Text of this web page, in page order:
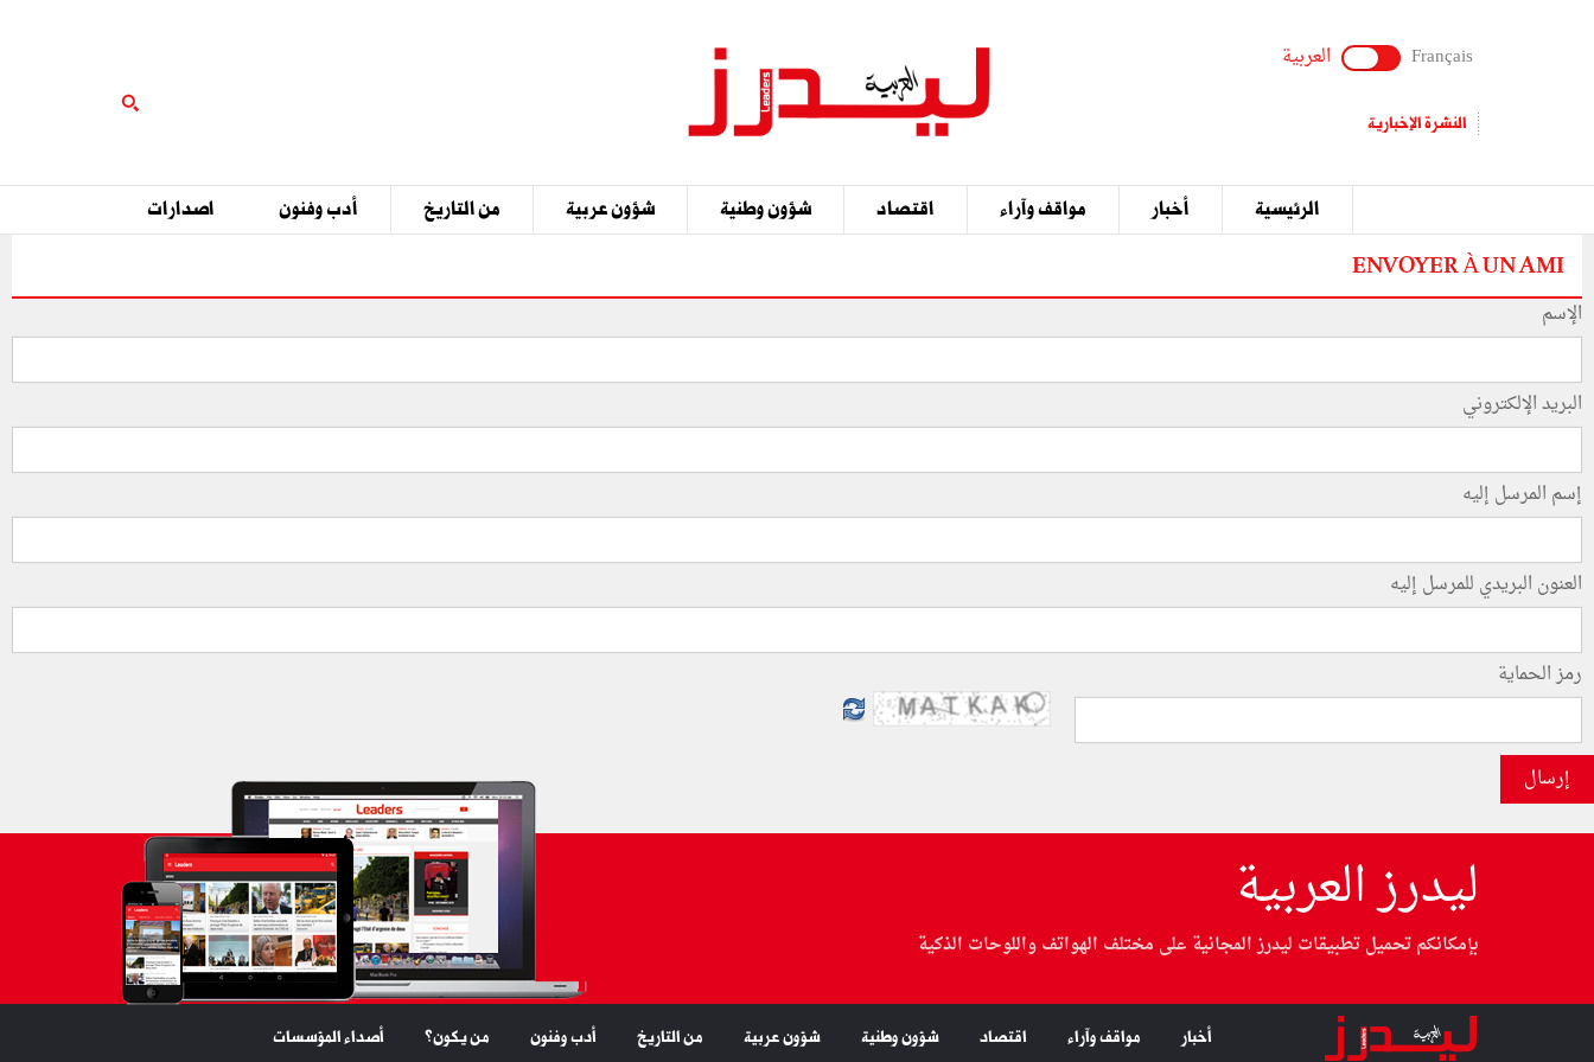
Français العربية
النشرة الإخبارية
الرئيسية أخبار مواقف وآراء اقتصاد شؤون وطنية شؤون عربية من التاريخ أدب وفنون اصدارات
ENVOYER À UN AMI
الإسم
البريد الإلكتروني
إسم المرسل إليه
العنون البريدي للمرسل إليه
رمز الحماية
إرسال
ليدرز العربية
بإمكانكم تحميل تطبيقات ليدرز المجانية على مختلف الهواتف واللوحات الذكية
أخبار مواقف وآراء اقتصاد شؤون وطنية شؤون عربية من التاريخ أدب وفنون من يكون؟ أصداء المؤسسات